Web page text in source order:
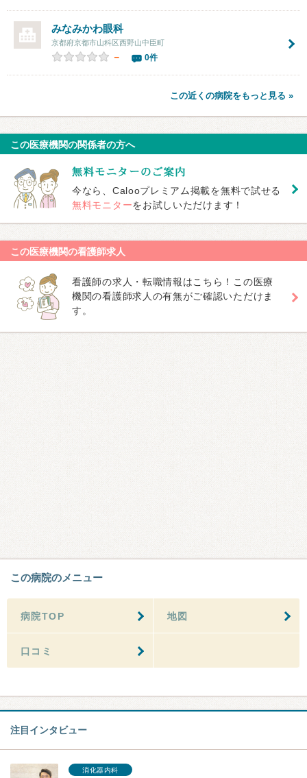
みなみかわ眼科
京都府京都市山科区西野山中臣町
－ 0件
この近くの病院をもっと見る »
この医療機関の関係者の方へ
今なら、Calooプレミアム掲載を無料で試せる
無料モニターをお試しいただけます！
この医療機関の看護師求人
看護師の求人・転職情報はこちら！この医療
機関の看護師求人の有無がご確認いただけま
す。
この病院のメニュー
病院TOP 地図
口コミ
注目インタビュー
消化器内科